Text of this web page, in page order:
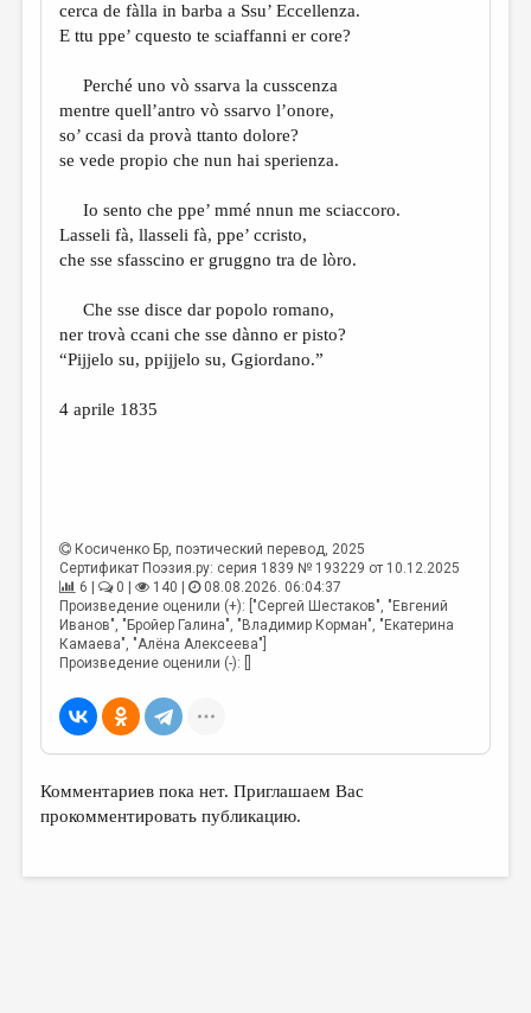
cerca de fàlla in barba a Ssu’ Eccellenza.
E ttu ppe’ cquesto te sciaffanni er core?
Perché uno vò ssarva la cusscenza
mentre quell’antro vò ssarvo l’onore,
so’ ccasi da provà ttanto dolore?
se vede propio che nun hai sperienza.
Io sento che ppe’ mmé nnun me sciaccoro.
Lasseli fà, llasseli fà, ppe’ ccristo,
che sse sfasscino er gruggno tra de lòro.
Che sse disce dar popolo romano,
ner trovà ccani che sse dànno er pisto?
“Pijjelo su, ppijjelo su, Ggiordano.”
4 aprile 1835
Косиченко Бр, поэтический перевод, 2025
Сертификат Поэзия.ру: серия 1839 № 193229 от 10.12.2025
6 |
0 | 140 |
08.08.2026. 06:04:37
Произведение оценили (+): ["Сергей Шестаков", "Евгений
Иванов", "Бройер Галина", "Владимир Корман", "Екатерина
Камаева", "Алёна Алексеева"]
Произведение оценили (-): []
Комментариев пока нет. Приглашаем Вас
прокомментировать публикацию.